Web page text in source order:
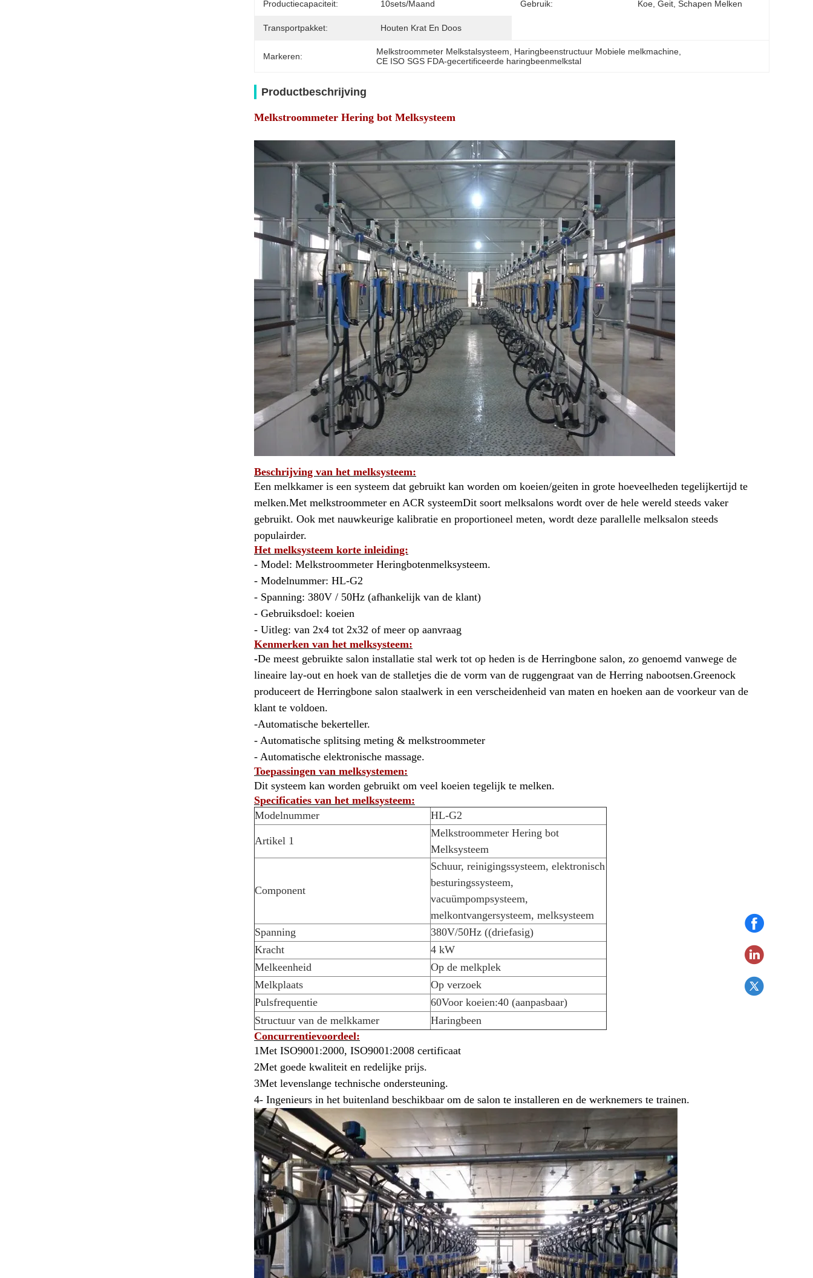
Productiecapaciteit: 10sets/maand Gebruik: Koe, Geit, Schapen Melken
Transportpakket: Houten Krat En Doos
Markeren: Melkstroommeter Melkstalsysteem Haringbeenstructuur Mobiele melkmachine
CE ISO SGS FDA-gecertificeerde haringbeenmelkstal
Productbeschrijving
Melkstroommeter Hering bot Melksysteem
Beschrijving van het melksysteem:
Een melkkamer is een systeem dat gebruikt kan worden om koeien/geiten in grote hoeveelheden tegelijkertijd te
melken.Met melkstroommeter en ACR systeemDit soort melksalons wordt over de hele wereld steeds vaker
gebruikt. Ook met nauwkeurige kalibratie en proportioneel meten, wordt deze parallelle melksalon steeds
populairder.
Het melksysteem korte inleiding:
- Model: Melkstroommeter Heringbotenmelksysteem.
- Modelnummer: HL-G2
- Spanning: 380V / 50Hz (afhankelijk van de klant)
- Gebruiksdoel: koeien
- Uitleg: van 2x4 tot 2x32 of meer op aanvraag
Kenmerken van het melksysteem:
-De meest gebruikte salon installatie stal werk tot op heden is de Herringbone salon, zo genoemd vanwege de
lineaire lay-out en hoek van de stalletjes die de vorm van de ruggengraat van de Herring nabootsen.Greenock
produceert de Herringbone salon staalwerk in een verscheidenheid van maten en hoeken aan de voorkeur van de
klant te voldoen.
-Automatische bekerteller.
- Automatische splitsing meting & melkstroommeter
- Automatische elektronische massage.
Toepassingen van melksystemen:
Dit systeem kan worden gebruikt om veel koeien tegelijk te melken.
Specificaties van het melksysteem:
Modelnummer
HL-G2
Artikel 1
Melkstroommeter Hering bot
Melksysteem
Component
Schuur, reinigingssysteem, elektronisch
besturingssysteem,
vacuümpompsysteem,
melkontvangersysteem, melksysteem
Spanning
380V/50Hz ((driefasig)
Kracht
4 kW
Melkeenheid
Op de melkplek
Melkplaats
Op verzoek
Pulsfrequentie
60Voor koeien:40 (aanpasbaar)
Structuur van de melkkamer
Haringbeen
Concurrentievoordeel:
1Met ISO9001:2000, ISO9001:2008 certificaat
2Met goede kwaliteit en redelijke prijs.
3Met levenslange technische ondersteuning.
4- Ingenieurs in het buitenland beschikbaar om de salon te installeren en de werknemers te trainen.